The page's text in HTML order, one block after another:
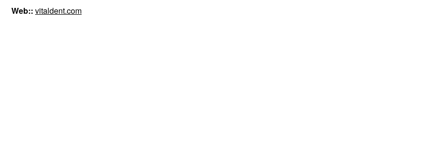
Web:: vitaldent.com